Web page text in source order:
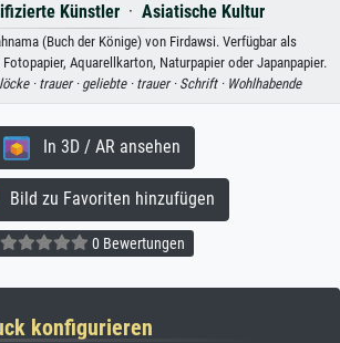
Künstler· Asiatische Kultur
(Buch der Könige) von Firdawsi. Verfügbar als
Aquarellkarton, Naturpapier oder Japanpapier.
·trauer · geliebte · trauer · Schrift · Wohlhabende
In 3D / AR ansehen
zu Favoriten hinzufügen
0 Bewertungen
konfigurieren